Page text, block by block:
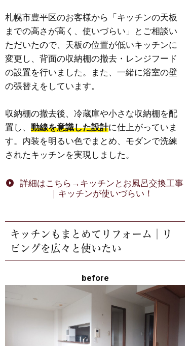
札幌市豊平区のお客様から 「キッチンの天板
までの高さが高く、使いづらい」とご相談い
ただいたので、天板の位置が低いキッチンに
変更し、背面の収納棚の撤去・レンジフード
の設置を行いました。また、一緒に浴室の壁
の張替えをしています。
収納棚の撤去後、冷蔵庫や小さな収納棚を配
置し、 動線を意識した設計に仕上がっていま
す。内装を明るい色でまとめ、モダンで洗練
されたキッチンを実現しました。
詳細はこちら→キッチンとお風呂交換工事
｜キッチンが使いづらい！
キッチンもまとめてリフォーム│リ
ビングを広々と使いたい
before